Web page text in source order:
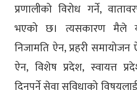
प्रणालीको विरोध गर्ने,
भएको छ। त्यसकारण मैले
निजामति ऐन, प्रहरी समायोजन
ऐन, विशेष प्रदेश, स्वायत्त